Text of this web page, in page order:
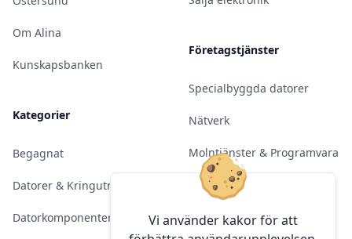
Vi använder kakor för att
Om Alina
Kunskapsbanken
Kategorier
Begagnat
Datorer & Kringutrustning
Datorkomponenter
Företagstjänster
Specialbyggda datorer
Nätverk
Molntjänster & Programvara
Server & Backup
Kameraövervakning